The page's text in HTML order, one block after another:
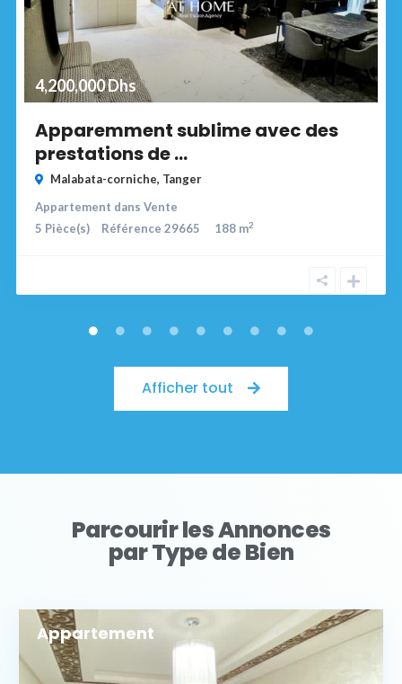
4,200,000 Dhs
Apparemment sublime avec des
prestations de ...
Malabata-corniche, Tanger
Appartement dans Vente
5 Pièce(s) Référence 29665 188 m2
Afficher tout
Parcourir les Annonces
par Type de Bien
Appartement